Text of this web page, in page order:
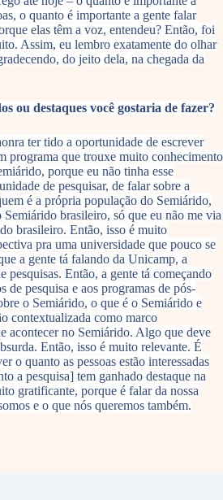
o quanto é importante a gente falar
elas têm a voz, entendeu? Então, foi
Assim, eu lembro exatamente do olhar
do jeito dela, na chegada da
ou destaques você gostaria de fazer?
ter tido a oportunidade de escrever
programa que trouxe muito conhecimento
porque eu não tinha esse
de pesquisar, de falar sobre a
é a própria população do Semiárido,
brasileiro, só que eu não me via
brasileiro. Então, isso é muito
pra uma universidade que pouco se
a gente tá falando da Unicamp, a
pesquisas. Então, a gente tá começando
de pesquisa e aos programas de pós-
o Semiárido, o que é o Semiárido e
contextualizada como marco
acontecer no Semiárido. Algo que deve
Então, isso é muito relevante. É
o quanto as pessoas estão interessadas
a pesquisa] tem ganhado destaque na
gratificante, porque é falar da nossa
e o que nós queremos também.